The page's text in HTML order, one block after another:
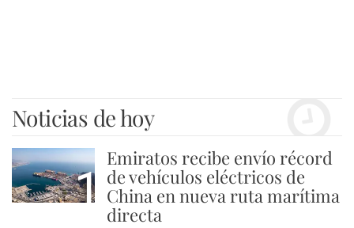
Noticias de hoy
1
Emiratos recibe envío récord
de vehículos eléctricos de
China en nueva ruta marítima
directa